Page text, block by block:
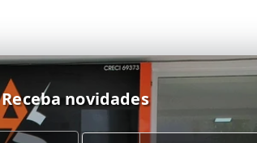
Receba novidades